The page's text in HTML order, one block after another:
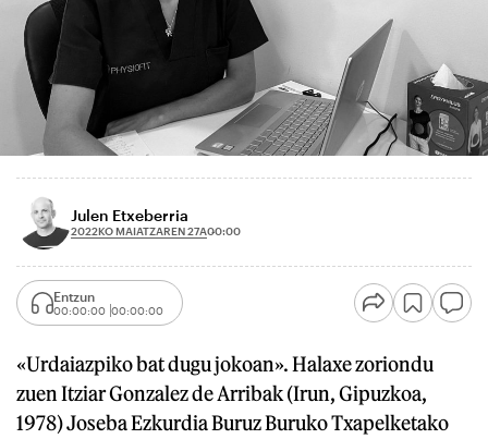
Julen Etxeberria
2022KO MAIATZAREN 27A00:00
Entzun
00:00:00 00:00:00
«Urdaiazpiko bat dugu jokoan». Halaxe zoriondu
zuen Itziar Gonzalez de Arribak (Irun, Gipuzkoa,
1978) Joseba Ezkurdia Buruz Buruko Txapelketako